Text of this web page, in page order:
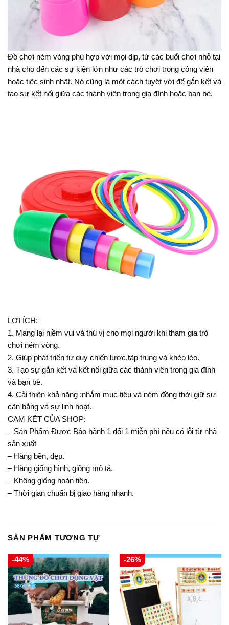
Đồ chơi ném vòng phù hợp với mọi dịp, từ các buổi chơi nhỏ tại
nhà cho đến các sự kiện lớn như các trò chơi trong công viên
hoặc tiệc sinh nhật. Nó cũng là một cách tuyệt vời để gắn kết và
tạo sự kết nối giữa các thành viên trong gia đình hoặc bạn bè.
LỢI ÍCH:
1. Mang lại niềm vui và thú vị cho mọi người khi tham gia trò
chơi ném vòng.
2. Giúp phát triển tư duy chiến lược,tập trung và khéo léo.
3. Tạo sự gắn kết và kết nối giữa các thành viên trong gia đình
và bạn bè.
4. Cải thiện khả năng :nhắm mục tiêu và ném đồng thời giữ sự
cân bằng và sự linh hoạt.
CAM KẾT CỦA SHOP:
– Sản Phẩm Được Bảo hành 1 đổi 1 miễn phí nếu có lỗi từ nhà
sản xuất
– Hàng bền, đẹp.
– Hàng giống hình, giống mô tả.
– Không giống hoàn tiền.
– Thời gian chuẩn bị giao hàng nhanh.
SẢN PHẨM TƯƠNG TỰ
-44% -26%